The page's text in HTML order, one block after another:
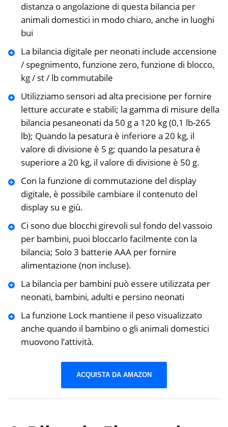
distanza o angolazione di questa bilancia per
animali domestici in modo chiaro, anche in luoghi
bui
La bilancia digitale per neonati include accensione
/ spegnimento, funzione zero, funzione di blocco,
kg / st / lb commutabile
Utilizziamo sensori ad alta precisione per fornire
letture accurate e stabili; la gamma di misure della
bilancia pesaneonati da 50 g a 120 kg (0,1 lb-265
lb); Quando la pesatura è inferiore a 20 kg, il
valore di divisione è 5 g; quando la pesatura è
superiore a 20 kg, il valore di divisione è 50 g.
Con la funzione di commutazione del display
digitale, è possibile cambiare il contenuto del
display su e giù.
Ci sono due blocchi girevoli sul fondo del vassoio
per bambini, puoi bloccarlo facilmente con la
bilancia; Solo 3 batterie AAA per fornire
alimentazione (non incluse).
La bilancia per bambini può essere utilizzata per
neonati, bambini, adulti e persino neonati
La funzione Lock mantiene il peso visualizzato
anche quando il bambino o gli animali domestici
muovono l’attività.
ACQUISTA DA AMAZON